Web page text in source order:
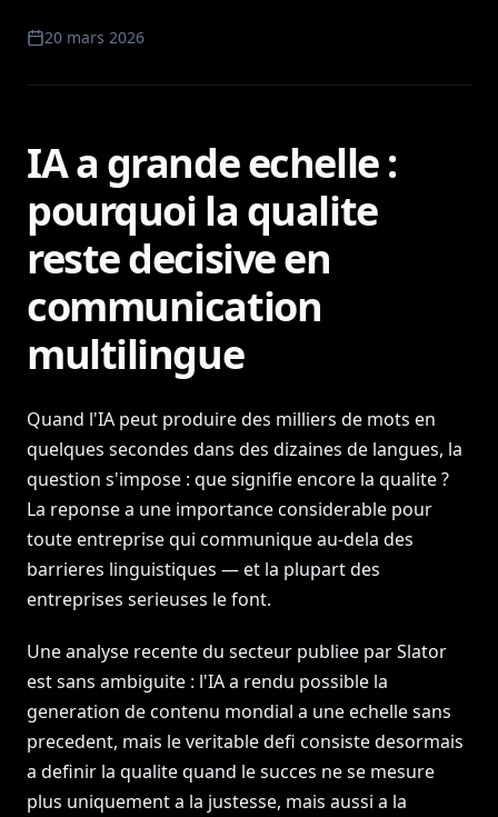
20 mars 2026
IA a grande echelle :
pourquoi la qualite
reste decisive en
communication
multilingue
Quand l'IA peut produire des milliers de mots en
quelques secondes dans des dizaines de langues, la
question s'impose : que signifie encore la qualite ?
La reponse a une importance considerable pour
toute entreprise qui communique au-dela des
barrieres linguistiques — et la plupart des
entreprises serieuses le font.
Une analyse recente du secteur publiee par Slator
est sans ambiguite : l'IA a rendu possible la
generation de contenu mondial a une echelle sans
precedent, mais le veritable defi consiste desormais
a definir la qualite quand le succes ne se mesure
plus uniquement a la justesse, mais aussi a la